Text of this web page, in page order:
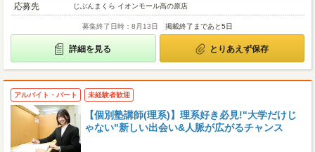
応募先
じぶんまくら イオンモール高の原店
募集終了日時：8月13日 掲載終了まであと5日
詳細を見る とりあえず保存
アルバイト・パート 未経験者歓迎
【個別塾講師(理系)】理系好き必見!"大学だけじ
ゃない"新しい出会い&人脈が広がるチャンス